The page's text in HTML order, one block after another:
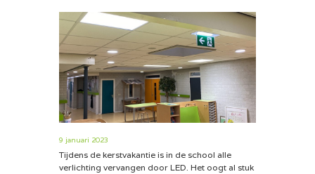
9 januari 2023
Tijdens de kerstvakantie is in de school alle
verlichting vervangen door LED. Het oogt al stuk